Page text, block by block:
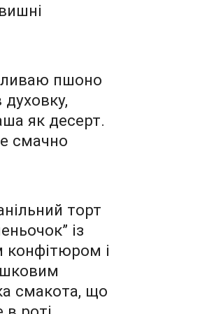
пшоно
як десерт.
смачно
торт
із
конфітюром і
смакота, що